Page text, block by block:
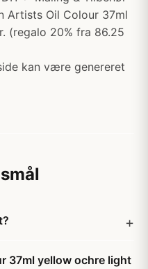
Artists Oil Colour 37ml
(regalo 20% fra 86.25
kan være genereret
37ml yellow ochre light